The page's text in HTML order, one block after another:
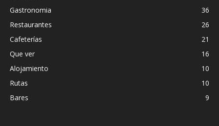
Gastronomia
36
Restaurantes
26
Cafeterías
21
Que ver
16
Alojamiento
10
Rutas
10
Bares
9